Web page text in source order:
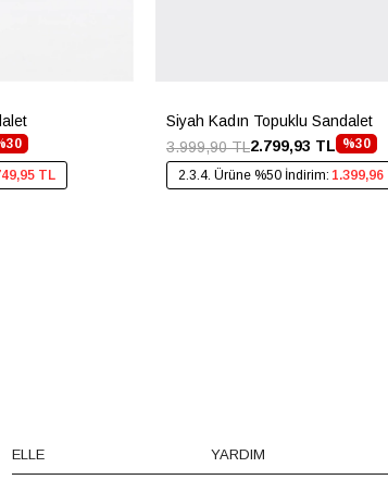
TL
Siyah Kadın Topuklu Sandalet
%30
2.799,93 TL
3.999,90 TL
2.3.4. Ürüne %50 İndirim: 1.399,96
ELLE YARDIM